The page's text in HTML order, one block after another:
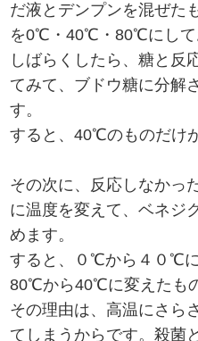
だ液とデンプンを混ぜた
を0℃・40℃・80℃にして
しばらくしたら、糖と反
てみて、ブドウ糖に分解
す。
すると、40℃のものだけ
その次に、反応しなか
に温度を変えて、ベネジ
めます。
すると、０℃から４０℃に
80℃から40℃に変えたも
その理由は、高温にさら
てしまうからです。殺菌